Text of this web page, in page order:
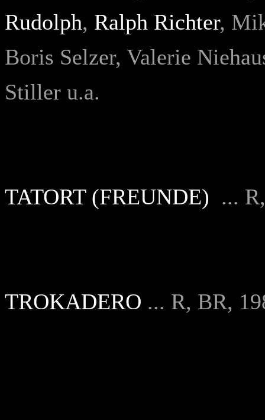
Rudolph, Ralph Richter,
Boris Selzer, Valerie
Stiller u.a.
TATORT (FREUNDE) ...
TROKADERO ... R, BR,